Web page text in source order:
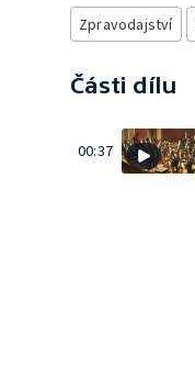
Zpravodajství
Části dílu
00:37